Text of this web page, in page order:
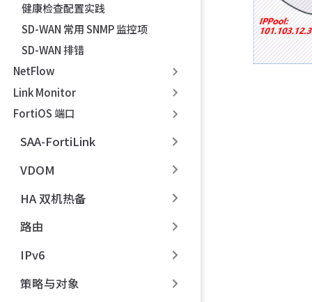
健康检查配置实践
SD-WAN 常用 SNMP 监控项
SD-WAN 排错
NetFlow
Link Monitor
FortiOS 端口
SAA-FortiLink
VDOM
HA 双机热备
路由
IPv6
策略与对象